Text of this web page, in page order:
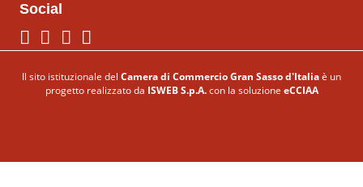
Social
Seguici su Facebook
Seguici su Twitter
Seguici su Instagram
Il sito istituzionale del Camera di Commercio Gran Sasso d'Italia è un
progetto realizzato da ISWEB S.p.A. con la soluzione eCCIAA